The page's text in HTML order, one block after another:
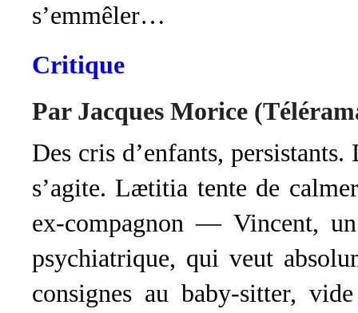
s’emmêler…
Critique
Par Jacques Morice
Des cris d’enfants,
s’agite. Lætitia tente de
ex-compagnon — Vincent,
psychiatrique, qui veut
consignes au baby-sitter,